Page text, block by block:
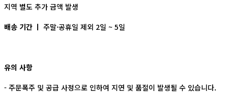
지역 별도 추가 금액 발생
배송 기간 ㅣ 주말·공휴일 제외 2일 ~ 5일
유의 사항
- 주문폭주 및 공급 사정으로 인하여 지연 및 품절이 발생될 수 있습니다.